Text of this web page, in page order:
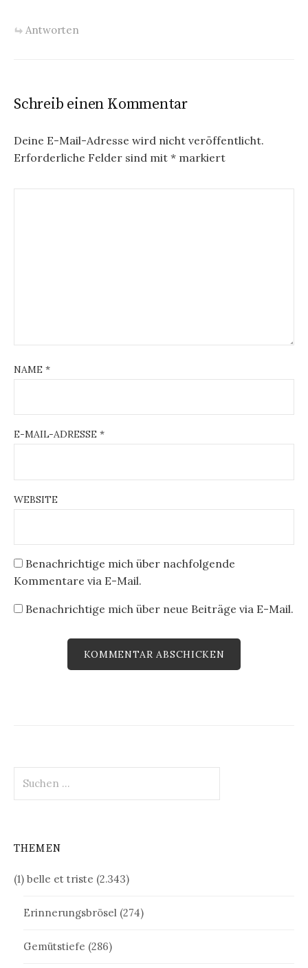
Antworten
Schreib einen Kommentar
Deine E-Mail-Adresse wird nicht veröffentlicht.
Erforderliche Felder sind mit * markiert
NAME *
E-MAIL-ADRESSE *
WEBSITE
Benachrichtige mich über nachfolgende
Kommentare via E-Mail.
Benachrichtige mich über neue Beiträge via E-Mail.
nach:
THEMEN
(1) belle et triste (2.343)
Erinnerungsbrösel (274)
Gemütstiefe (286)